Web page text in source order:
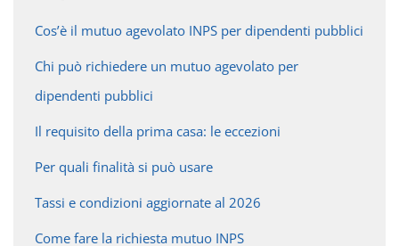
Cos’è il mutuo agevolato INPS per dipendenti pubblici
Chi può richiedere un mutuo agevolato per
dipendenti pubblici
Il requisito della prima casa: le eccezioni
Per quali finalità si può usare
Tassi e condizioni aggiornate al 2026
Come fare la richiesta mutuo INPS